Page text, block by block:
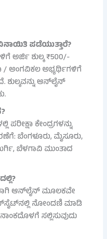
ಪಡೆಯುತ್ತಾರೆ?
ಅರ್ಜಿ ಶುಲ್ಕ ₹500/-
/ ಅಂಗವಿಕಲ ಅಭ್ಯರ್ಥಿಗಳಿಗೆ
ಶುಲ್ಕವನ್ನು ಆನ್‌ಲೈನ್
ಪರೀಕ್ಷಾ ಕೇಂದ್ರಗಳನ್ನು
ಬೆಂಗಳೂರು, ಮೈಸೂರು,
ಬೆಳಗಾವಿ ಮುಂತಾದ
ಆನ್‌ಲೈನ್ ಮೂಲಕವೇ
ನೋಂದಣಿ ಮಾಡಿ
ಸಲ್ಲಿಸುವುದು